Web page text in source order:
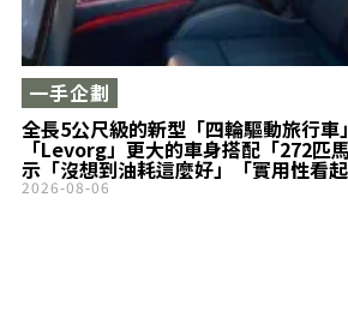
全長5公尺級的新型「四輪驅動旅行車
「Levorg」更大的車身搭配「272匹
示「沒想到油耗這麼好」「實用性看
Audi「A6 Avant」
一手企劃
2026-08-06